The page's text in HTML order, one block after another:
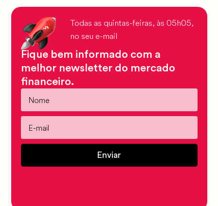
Todas as quintas-feiras, às 05h05,
no seu e-mail
Fique bem informado com a
melhor newsletter do mercado
financeiro.
Enviar